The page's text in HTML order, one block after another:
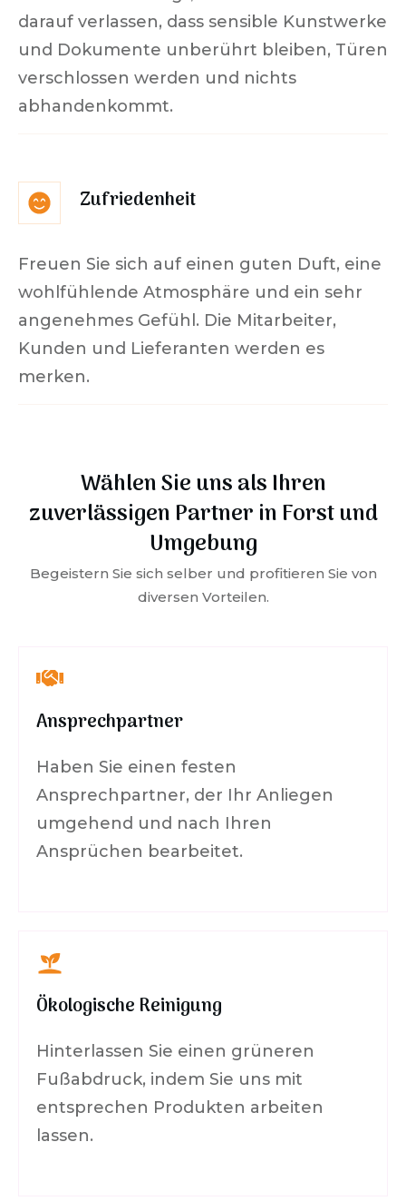
darauf verlassen, dass sensible Kunstwerke
und Dokumente unberührt bleiben, Türen
verschlossen werden und nichts
abhandenkommt.
Zufriedenheit
Freuen Sie sich auf einen guten Duft, eine
wohlfühlende Atmosphäre und ein sehr
angenehmes Gefühl. Die Mitarbeiter,
Kunden und Lieferanten werden es
merken.
Wählen Sie uns als Ihren
zuverlässigen Partner inForstund
Umgebung
Begeistern Sie sich selber und profitieren Sie von
diversen Vorteilen.
Ansprechpartner
Haben Sie einen festen
Ansprechpartner, der Ihr Anliegen
umgehend und nach Ihren
Ansprüchen bearbeitet.
Ökologische Reinigung
Hinterlassen Sie einen grüneren
Fußabdruck, indem Sie uns mit
entsprechen Produkten arbeiten
lassen.